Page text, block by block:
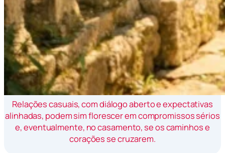
Relações casuais, com diálogo aberto e expectativas
alinhadas, podem sim florescer em compromissos sérios
e, eventualmente, no casamento, se os caminhos e
corações se cruzarem.